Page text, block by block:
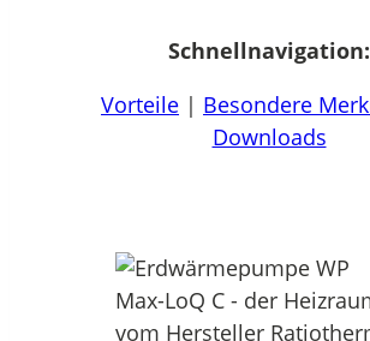
Schnellnavigation:
Vorteile | Besondere
Downloads